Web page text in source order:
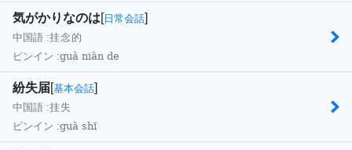
気がかりなのは[ 日常会話]
中国語 :挂念的
ピンイン :guà niàn de
紛失届[基本会話]
中国語 :挂失
ピンイン :guà shī